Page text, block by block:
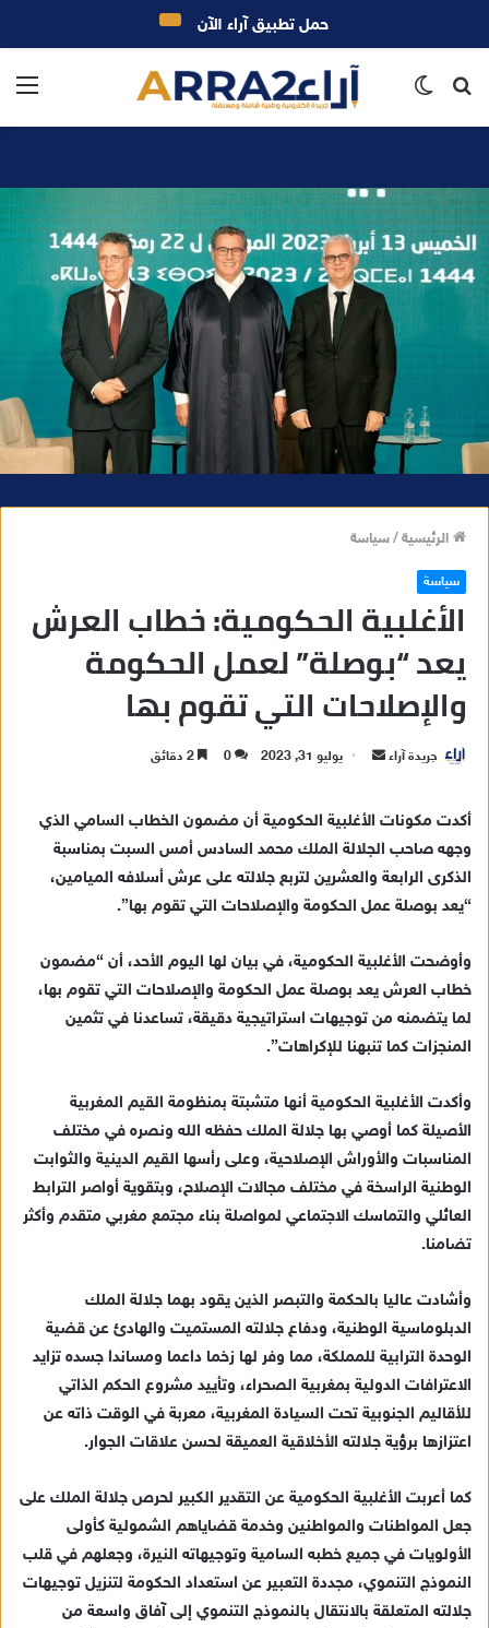
بحث
الرئيسية/سياسة
سياسة
الأغلبية الحكومية: خطاب العرش
يعد “بوصلة” لعمل الحكومة
والإصلاحات التي تقوم بها
جريدة آراء
س
ب
ر
ي
ا
إ
ك
ر
يوليو 31, 2023 0
أكدت مكونات الأغلبية الحكومية أن مضمون الخطاب السامي الذي
وجهه صاحب الجلالة الملك محمد السادس أمس السبت بمناسبة
الذكرى الرابعة والعشرين لتربع جلالته على عرش أسلافه الميامين،
“يعد بوصلة عمل الحكومة والإصلاحات التي تقوم بها”.
وأوضحت الأغلبية الحكومية، في بيان لها اليوم الأحد، أن “مضمون
خطاب العرش يعد بوصلة عمل الحكومة والإصلاحات التي تقوم بها،
لما يتضمنه من توجيهات استراتيجية دقيقة، تساعدنا في تثمين
المنجزات كما تنبهنا للإكراهات”.
وأكدت الأغلبية الحكومية أنها متشبتة بمنظومة القيم المغربية
الأصيلة كما أوصي بها جلالة الملك حفظه الله ونصره في مختلف
المناسبات والأوراش الإصلاحية، وعلى رأسها القيم الدينية والثوابت
الوطنية الراسخة في مختلف مجالات الإصلاح، وبتقوية أواصر الترابط
العائلي والتماسك الاجتماعي لمواصلة بناء مجتمع مغربي متقدم وأكثر
تضامنا.
وأشادت عاليا بالحكمة والتبصر الذين يقود بهما جلالة الملك
الدبلوماسية الوطنية، ودفاع جلالته المستميت والهادئ عن قضية
الوحدة الترابية للمملكة، مما وفر لها زخما داعما ومساندا جسده تزايد
الاعترافات الدولية بمغربية الصحراء، وتأييد مشروع الحكم الذاتي
للأقاليم الجنوبية تحت السيادة المغربية، معربة في الوقت ذاته عن
اعتزازها برؤية جلالته الأخلاقية العميقة لحسن علاقات الجوار.
كما أعربت الأغلبية الحكومية عن التقدير الكبير لحرص جلالة الملك على
جعل المواطنات والمواطنين وخدمة قضاياهم الشمولية كأولى
الأولويات في جميع خطبه السامية وتوجيهاته النيرة، وجعلهم في قلب
النموذج التنموي، مجددة التعبير عن استعداد الحكومة لتنزيل توجيهات
جلالته المتعلقة بالانتقال بالنموذج التنموي إلى آفاق واسعة من
حمل تطبيق آراء الآن